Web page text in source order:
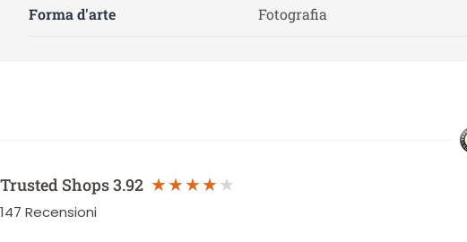
Forma d'arte Fotografia
Trusted Shops3.92
147 Recensioni